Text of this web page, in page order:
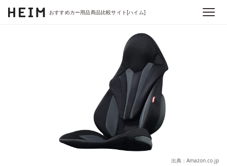
おすすめカー用品商品比較サイト[ハイム]
出典：Amazon.co.jp